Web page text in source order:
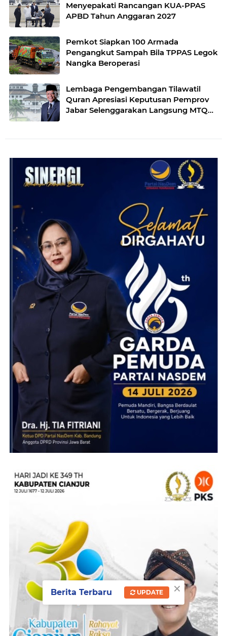
Menyepakati Rancangan KUA-PPAS
APBD Tahun Anggaran 2027
Pemkot Siapkan 100 Armada
Pengangkut Sampah Bila TPPAS Legok
Nangka Beroperasi
Lembaga Pengembangan Tilawatil
Quran Apresiasi Keputusan Pemprov
Jabar Selenggarakan Langsung MTQ
×
Berita Terbaru UPDATE